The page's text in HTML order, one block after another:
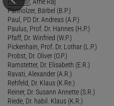
Panholzer, Bärbel (B.P.)
Paul, PD Dr. Andreas (A.P.)
Paulus, Prof. Dr. Hannes (H.P.)
Pfaff, Dr. Winfried (W.P.)
Pickenhain, Prof. Dr. Lothar (L.P.)
Probst, Dr. Oliver (O.P.)
Ramstetter, Dr. Elisabeth (E.R.)
Ravati, Alexander (A.R.)
Rehfeld, Dr. Klaus (K.Re.)
Reiner, Dr. Susann Annette (S.R.)
Riede, Dr. habil. Klaus (K.R.)